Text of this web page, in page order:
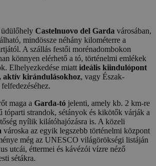
üdülőhely Castelnuovo del Garda városában,
mindössze néhány kilométerre a
A szállás festői morénadombokon
könnyen elérhető a tó, történelmi emlékek
Elhelyezkedése miatt ideális kiindulópont
aktív kirándulásokhoz, vagy Észak-
maga a Garda-tó jelenti, amely kb. 2 km-re
tóparti strandok, sétányok és kikötők várják a
nyílik kilátóhajózásra is. A közeli
városka az egyik legszebb történelmi központ
még az UNESCO világörökségi listáján
utcái, éttermei és kávézói vízre néző
sétákra.